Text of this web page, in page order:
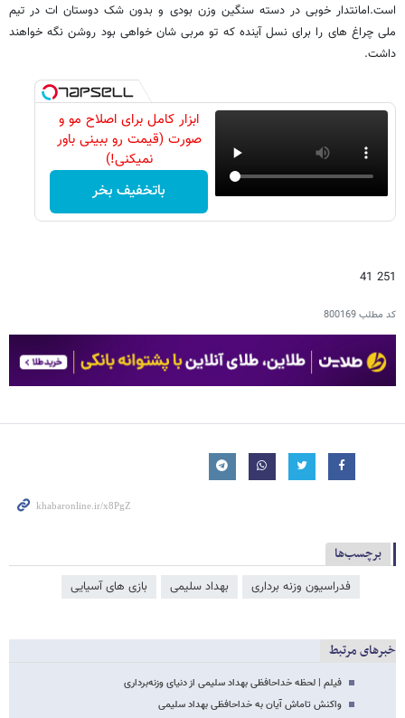
است.امانتدار خوبی در دسته سنگین وزن بودی و بدون شک دوستان ات در تیم
ملی چراغ های را برای نسل آینده که تو مربی شان خواهی بود روشن نگه خواهند
داشت.
ابزار کامل برای اصلاح مو و
صورت (قیمت رو ببینی باور
نمیکنی!)
باتخفیف بخر
251 41
کد مطلب800169
برچسب‌ها
فدراسیون وزنه برداری بهداد سلیمی بازی های آسیایی
خبرهای مرتبط
فیلم | لحظه خداحافظی بهداد سلیمی از دنیای وزنه‌برداری
واکنش تاماش آیان به خداحافظی بهداد سلیمی